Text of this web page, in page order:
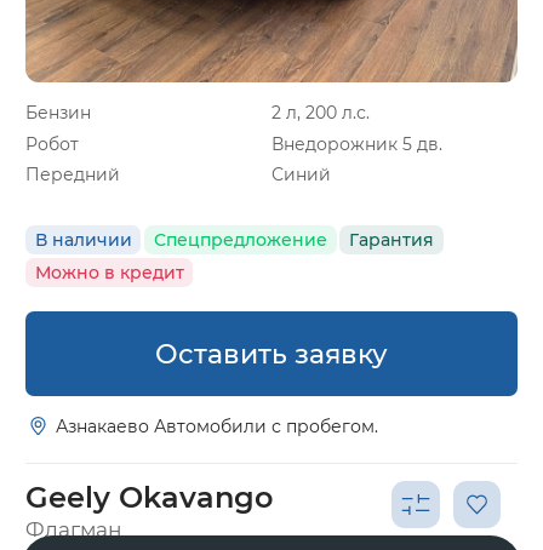
Бензин
2 л, 200 л.с.
Робот
Внедорожник 5 дв.
Передний
Синий
В наличии Спецпредложение
Гарантия
Можно в кредит
Оставить заявку
Азнакаево Автомобили с пробегом.
Geely Okavango
Флагман